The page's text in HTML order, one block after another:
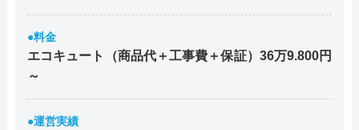
●料金
エコキュート（商品代＋工事費＋保証）36万9.800円
～
●運営実績